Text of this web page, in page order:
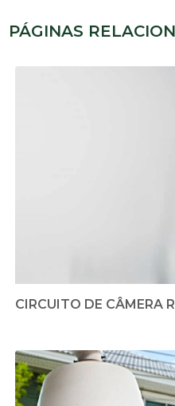
PÁGINAS
CIRCUITO DE CÂMERA